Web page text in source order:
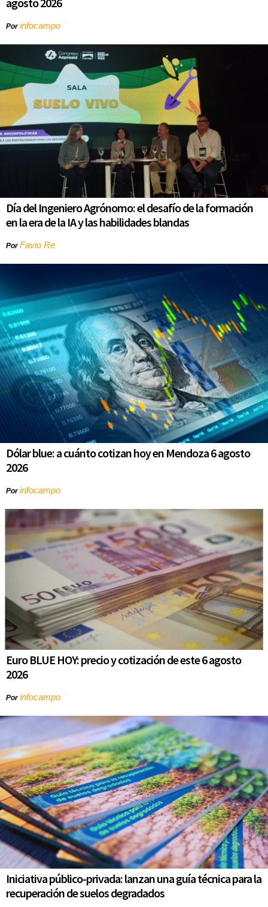
Porinfocampo
Día del Ingeniero Agrónomo: el desafío de la formación
en la era de la IA y las habilidades blandas
PorFavio Re
Dólar blue: a cuánto cotizan hoy en Mendoza 6 agosto
2026
Porinfocampo
Euro BLUE HOY: precio y cotización de este 6 agosto
2026
Porinfocampo
Iniciativa público-privada: lanzan una guía técnica para la
recuperación de suelos degradados